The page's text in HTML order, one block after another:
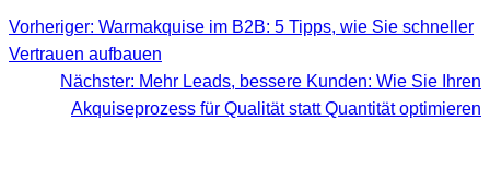
Vorheriger: Warmakquise im B2B: 5 Tipps, wie Sie schneller
Vertrauen aufbauen
Nächster: Mehr Leads, bessere Kunden: Wie Sie Ihren
Akquiseprozess für Qualität statt Quantität optimieren